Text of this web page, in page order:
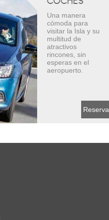
Una manera
cómoda para
visitar la Isla y su
multitud de
atractivos
rincones, sin
esperas en el
aeropuerto.
Reserva